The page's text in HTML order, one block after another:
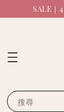
SALE｜
搜尋